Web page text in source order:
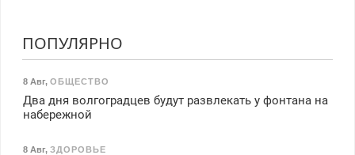
ПОПУЛЯРНО
8 Авг, ОБЩЕСТВО
Два дня волгоградцев будут развлекать у фонтана на
набережной
8 Авг, ЗДОРОВЬЕ